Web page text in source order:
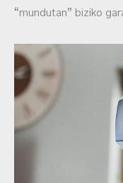
“mundutan” biziko